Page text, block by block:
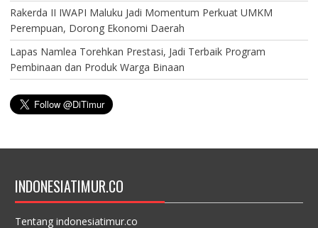
Rakerda II IWAPI Maluku Jadi Momentum Perkuat UMKM
Perempuan, Dorong Ekonomi Daerah
Lapas Namlea Torehkan Prestasi, Jadi Terbaik Program
Pembinaan dan Produk Warga Binaan
INDONESIATIMUR.CO
Tentang indonesiatimur.co